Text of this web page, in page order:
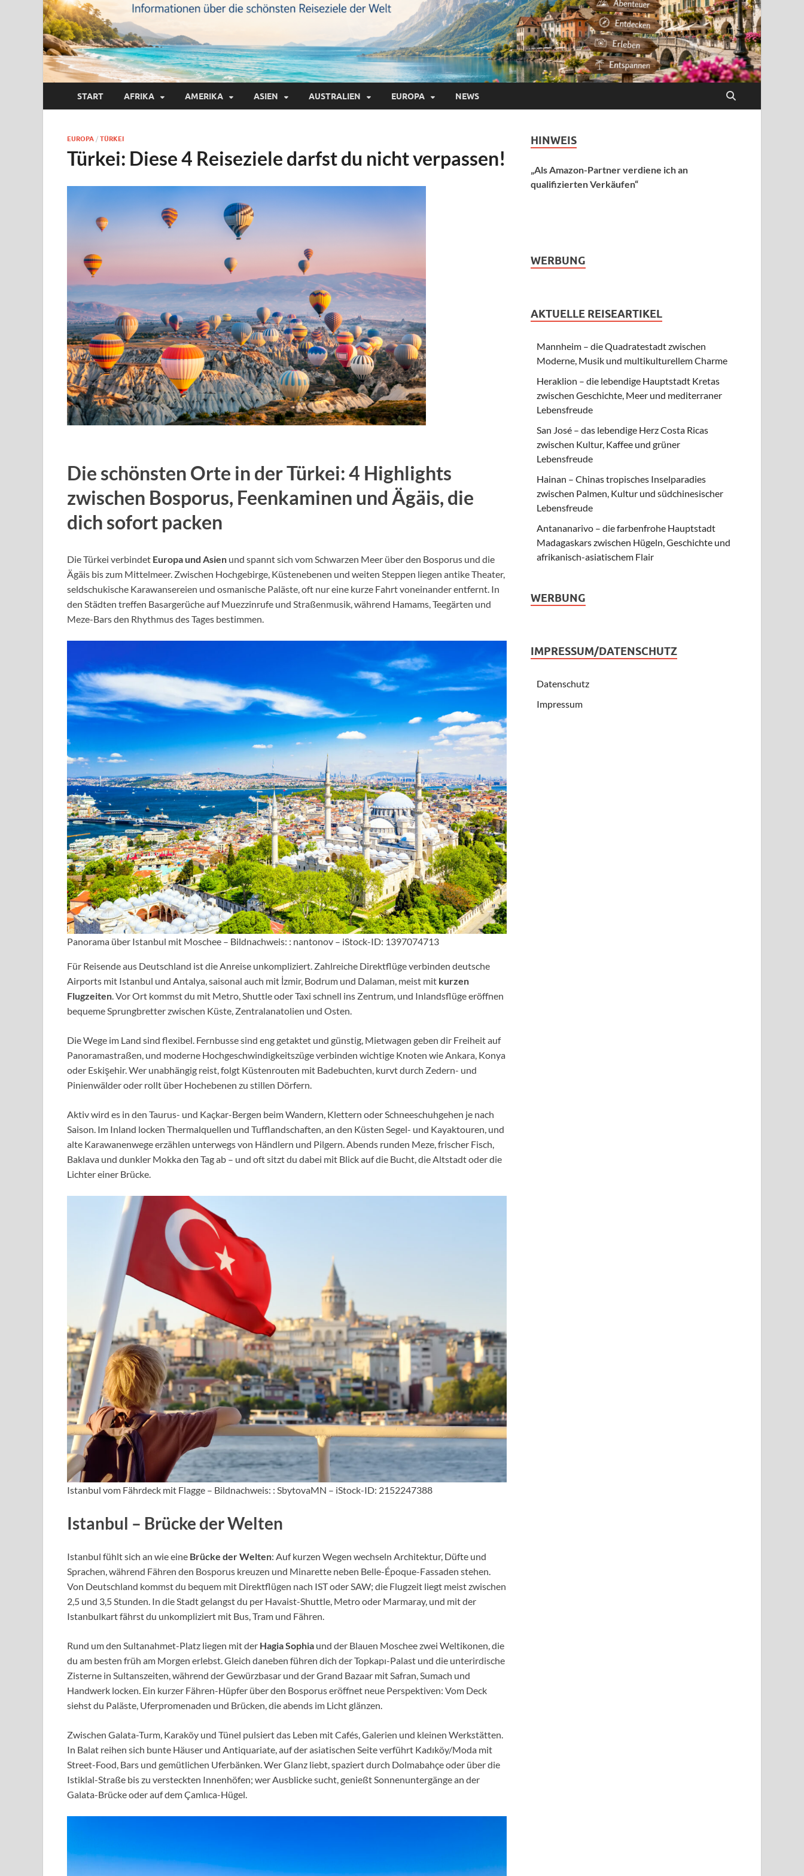
START AFRIKA AMERIKA ASIEN AUSTRALIEN EUROPA NEWS
EUROPA / TÜRKEI
Türkei: Diese 4 Reiseziele darfst du nicht verpassen!
Die schönsten Orte in der Türkei: 4 Highlights
zwischen Bosporus, Feenkaminen und Ägäis, die
dich sofort packen
Die Türkei verbindet Europa und Asien und spannt sich vom Schwarzen Meer über den Bosporus und die
Ägäis bis zum Mittelmeer. Zwischen Hochgebirge, Küstenebenen und weiten Steppen liegen antike Theater,
seldschukische Karawansereien und osmanische Paläste, oft nur eine kurze Fahrt voneinander entfernt. In
den Städten treffen Basargerüche auf Muezzinrufe und Straßenmusik, während Hamams, Teegärten und
Meze-Bars den Rhythmus des Tages bestimmen.
Panorama über Istanbul mit Moschee – Bildnachweis: : nantonov – iStock-ID: 1397074713
Für Reisende aus Deutschland ist die Anreise unkompliziert. Zahlreiche Direktflüge verbinden deutsche
Airports mit Istanbul und Antalya, saisonal auch mit İzmir, Bodrum und Dalaman, meist mit kurzen
Flugzeiten. Vor Ort kommst du mit Metro, Shuttle oder Taxi schnell ins Zentrum, und Inlandsflüge eröffnen
bequeme Sprungbretter zwischen Küste, Zentralanatolien und Osten.
Die Wege im Land sind flexibel. Fernbusse sind eng getaktet und günstig, Mietwagen geben dir Freiheit auf
Panoramastraßen, und moderne Hochgeschwindigkeitszüge verbinden wichtige Knoten wie Ankara, Konya
oder Eskişehir. Wer unabhängig reist, folgt Küstenrouten mit Badebuchten, kurvt durch Zedern- und
Pinienwälder oder rollt über Hochebenen zu stillen Dörfern.
Aktiv wird es in den Taurus- und Kaçkar-Bergen beim Wandern, Klettern oder Schneeschuhgehen je nach
Saison. Im Inland locken Thermalquellen und Tufflandschaften, an den Küsten Segel- und Kayaktouren, und
alte Karawanenwege erzählen unterwegs von Händlern und Pilgern. Abends runden Meze, frischer Fisch,
Baklava und dunkler Mokka den Tag ab – und oft sitzt du dabei mit Blick auf die Bucht, die Altstadt oder die
Lichter einer Brücke.
Istanbul vom Fährdeck mit Flagge – Bildnachweis: : SbytovaMN – iStock-ID: 2152247388
Istanbul – Brücke der Welten
Istanbul fühlt sich an wie eine Brücke der Welten: Auf kurzen Wegen wechseln Architektur, Düfte und
Sprachen, während Fähren den Bosporus kreuzen und Minarette neben Belle-Époque-Fassaden stehen.
Von Deutschland kommst du bequem mit Direktflügen nach IST oder SAW; die Flugzeit liegt meist zwischen
2,5 und 3,5 Stunden. In die Stadt gelangst du per Havaist-Shuttle, Metro oder Marmaray, und mit der
Istanbulkart fährst du unkompliziert mit Bus, Tram und Fähren.
Rund um den Sultanahmet-Platz liegen mit der Hagia Sophia und der Blauen Moschee zwei Weltikonen, die
du am besten früh am Morgen erlebst. Gleich daneben führen dich der Topkapı-Palast und die unterirdische
Zisterne in Sultanszeiten, während der Gewürzbasar und der Grand Bazaar mit Safran, Sumach und
Handwerk locken. Ein kurzer Fähren-Hüpfer über den Bosporus eröffnet neue Perspektiven: Vom Deck
siehst du Paläste, Uferpromenaden und Brücken, die abends im Licht glänzen.
Zwischen Galata-Turm, Karaköy und Tünel pulsiert das Leben mit Cafés, Galerien und kleinen Werkstätten.
In Balat reihen sich bunte Häuser und Antiquariate, auf der asiatischen Seite verführt Kadıköy/Moda mit
Street-Food, Bars und gemütlichen Uferbänken. Wer Glanz liebt, spaziert durch Dolmabahçe oder über die
Istiklal-Straße bis zu versteckten Innenhöfen; wer Ausblicke sucht, genießt Sonnenuntergänge an der
Galata-Brücke oder auf dem Çamlıca-Hügel.
HINWEIS
„Als Amazon-Partner verdiene ich an
qualifizierten Verkäufen“
WERBUNG
AKTUELLE REISEARTIKEL
Mannheim – die Quadratestadt zwischen
Moderne, Musik und multikulturellem Charme
Heraklion – die lebendige Hauptstadt Kretas
zwischen Geschichte, Meer und mediterraner
Lebensfreude
San José – das lebendige Herz Costa Ricas
zwischen Kultur, Kaffee und grüner
Lebensfreude
Hainan – Chinas tropisches Inselparadies
zwischen Palmen, Kultur und südchinesischer
Lebensfreude
Antananarivo – die farbenfrohe Hauptstadt
Madagaskars zwischen Hügeln, Geschichte und
afrikanisch-asiatischem Flair
WERBUNG
IMPRESSUM/DATENSCHUTZ
Datenschutz
Impressum